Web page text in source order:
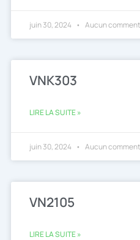
juin 30, 2024 Aucun
VNK303
LIRE LA SUITE »
juin 30, 2024 Aucun
VN2105
LIRE LA SUITE »